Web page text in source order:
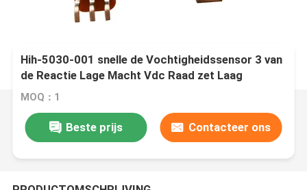
Hih-5030-001 snelle de Vochtigheidssensor 3 van
de Reactie Lage Macht Vdc Raad zet Laag
Voltage op
MOQ：1
Beste prijs Contacteer ons